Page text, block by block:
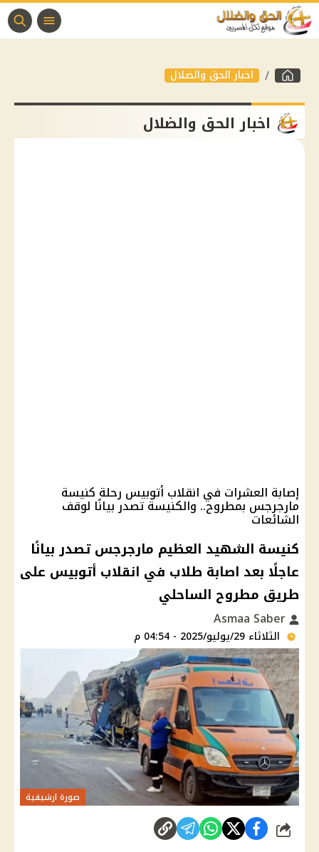
اخبار الحق والضلال
اخبار الحق والضلال
إصابة العشرات في انقلاب أتوبيس رحلة كنيسة
مارجرجس بمطروح.. والكنيسة تصدر بيانًا لوقف
الشائعات
كنيسة الشهيد العظيم مارجرجس تصدر بيانًا
عاجلًا بعد اصابة طلاب في انقلاب أتوبيس على
طريق مطروح الساحلي
الثلاثاء 29/يوليو/2025 - 04:54 م
صورة ارشيفية
شارك